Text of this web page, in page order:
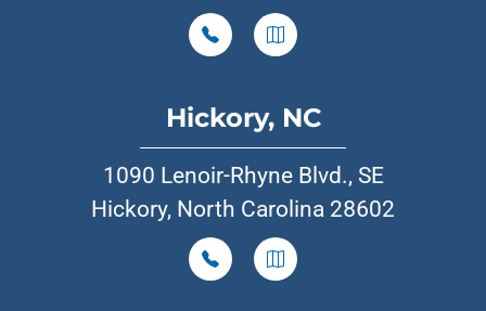
Hickory, NC
1090 Lenoir-Rhyne Blvd., SE
Hickory, North Carolina 28602